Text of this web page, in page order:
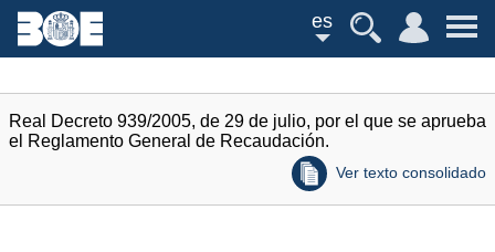
es
Real Decreto 939/2005, de 29 de julio, por el que se aprueba
el Reglamento General de Recaudación.
Ver texto consolidado